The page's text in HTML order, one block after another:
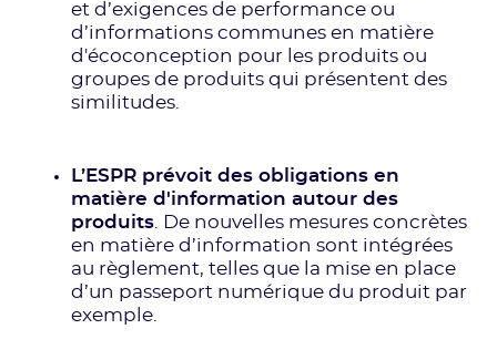
et d’exigences de performance ou
d’informations communes en matière
d'écoconception pour les produits ou
groupes de produits qui présentent des
similitudes.
L’ESPR prévoit des obligations en
matière d'information autour des
produits . De nouvelles mesures concrètes
en matière d’information sont intégrées
au règlement, telles que la mise en place
d’un passeport numérique du produit par
exemple.